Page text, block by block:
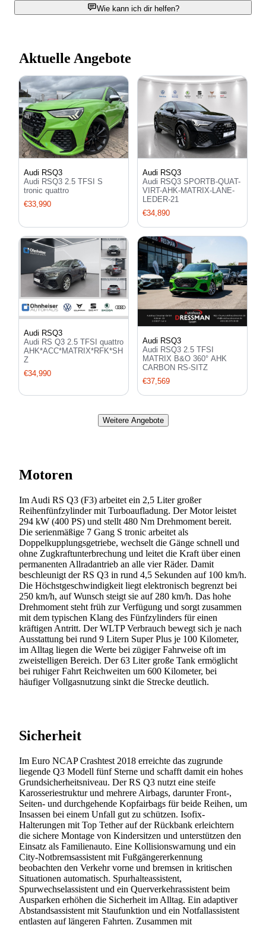
Wie kann ich dir helfen?
Aktuelle Angebote
Audi RSQ3
Audi RSQ3 2.5 TFSI S
tronic quattro
€33,990
Audi RSQ3
Audi RSQ3 SPORTB-QUAT-
VIRT-AHK-MATRIX-LANE-
LEDER-21
€34,890
Audi RSQ3
Audi RS Q3 2.5 TFSI quattro
AHK*ACC*MATRIX*RFK*SH
Z
€34,990
Audi RSQ3
Audi RSQ3 2.5 TFSI
MATRIX B&O 360° AHK
CARBON RS-SITZ
€37,569
Weitere Angebote
Motoren
Im Audi RS Q3 (F3) arbeitet ein 2,5 Liter großer
Reihenfünfzylinder mit Turboaufladung. Der Motor leistet
294 kW (400 PS) und stellt 480 Nm Drehmoment bereit.
Die serienmäßige 7 Gang S tronic arbeitet als
Doppelkupplungsgetriebe, wechselt die Gänge schnell und
ohne Zugkraftunterbrechung und leitet die Kraft über einen
permanenten Allradantrieb an alle vier Räder. Damit
beschleunigt der RS Q3 in rund 4,5 Sekunden auf 100 km/h.
Die Höchstgeschwindigkeit liegt elektronisch begrenzt bei
250 km/h, auf Wunsch steigt sie auf 280 km/h. Das hohe
Drehmoment steht früh zur Verfügung und sorgt zusammen
mit dem typischen Klang des Fünfzylinders für einen
kräftigen Antritt. Der WLTP Verbrauch bewegt sich je nach
Ausstattung bei rund 9 Litern Super Plus je 100 Kilometer,
im Alltag liegen die Werte bei zügiger Fahrweise oft im
zweistelligen Bereich. Der 63 Liter große Tank ermöglicht
bei ruhiger Fahrt Reichweiten um 600 Kilometer, bei
häufiger Vollgasnutzung sinkt die Strecke deutlich.
Sicherheit
Im Euro NCAP Crashtest 2018 erreichte das zugrunde
liegende Q3 Modell fünf Sterne und schafft damit ein hohes
Grundsicherheitsniveau. Der RS Q3 nutzt eine steife
Karosseriestruktur und mehrere Airbags, darunter Front-,
Seiten- und durchgehende Kopfairbags für beide Reihen, um
Insassen bei einem Unfall gut zu schützen. Isofix-
Halterungen mit Top Tether auf der Rückbank erleichtern
die sichere Montage von Kindersitzen und unterstützen den
Einsatz als Familienauto. Eine Kollisionswarnung und ein
City-Notbremsassistent mit Fußgängererkennung
beobachten den Verkehr vorne und bremsen in kritischen
Situationen automatisch. Spurhalteassistent,
Spurwechselassistent und ein Querverkehrassistent beim
Ausparken erhöhen die Sicherheit im Alltag. Ein adaptiver
Abstandsassistent mit Staufunktion und ein Notfallassistent
entlasten auf längeren Fahrten. Zusammen mit